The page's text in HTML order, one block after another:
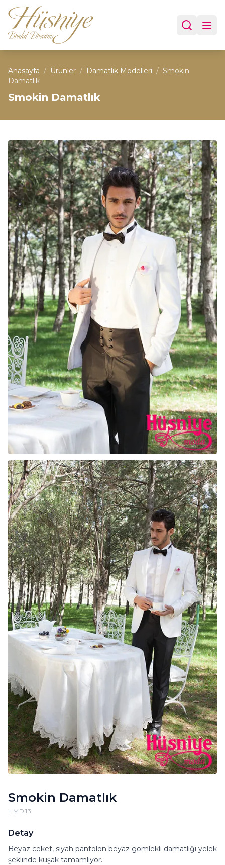
Anasayfa / Ürünler / Damatlık Modelleri / Smokin
Damatlık
Smokin Damatlık
Smokin Damatlık
HMD13
Detay
Beyaz ceket, siyah pantolon beyaz gömlekli damatlığı yelek
şeklinde kuşak tamamlıyor.